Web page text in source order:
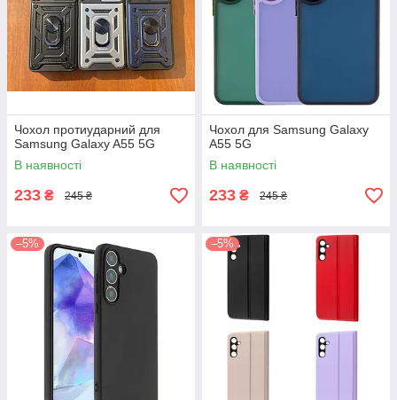
Чохол протиударний для
Samsung Galaxy A55 5G
В наявності
233 ₴ 245 ₴
Чохол для Samsung Galaxy
A55 5G
В наявності
233 ₴ 245 ₴
–5% –5%